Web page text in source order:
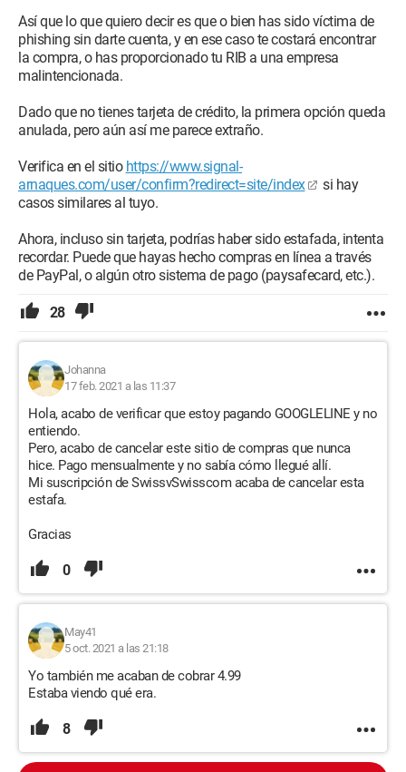
Así que lo que quiero decir es que o bien has sido víctima de
phishing sin darte cuenta, y en ese caso te costará encontrar
la compra, o has proporcionado tu RIB a una empresa
malintencionada.
Dado que no tienes tarjeta de crédito, la primera opción queda
anulada, pero aún así me parece extraño.
Verifica en el sitio https://www.signal-
arnaques.com/user/confirm?redirect=site/index
si hay
casos similares al tuyo.
Ahora, incluso sin tarjeta, podrías haber sido estafada, intenta
recordar. Puede que hayas hecho compras en línea a través
de PayPal, o algún otro sistema de pago (paysafecard, etc.).
28
Johanna
17 feb. 2021 a las 11:37
Hola, acabo de verificar que estoy pagando GOOGLELINE y no
entiendo.
Pero, acabo de cancelar este sitio de compras que nunca
hice. Pago mensualmente y no sabía cómo llegué allí.
Mi suscripción de SwissvSwisscom acaba de cancelar esta
estafa.
Gracias
0
May41
5 oct. 2021 a las 21:18
Yo también me acaban de cobrar 4.99
Estaba viendo qué era.
8